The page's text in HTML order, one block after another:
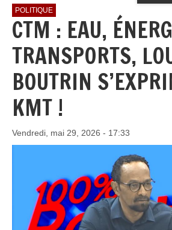
POLITIQUE
CTM : EAU,
TRANSPORTS,
BOUTRIN
KMT !
Vendredi, mai 29, 2026 - 17:33